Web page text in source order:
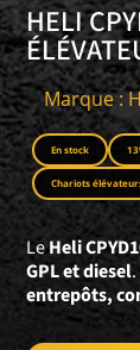
HELI
Marque :
En stock
Chariots
LeHeli
GPL et diesel
entrepôts,